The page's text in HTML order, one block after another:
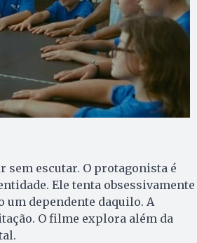
sem escutar. O protagonista é
Ele tenta obsessivamente
um dependente daquilo. A
O filme explora além da